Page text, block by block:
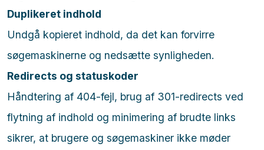
Duplikeret indhold
Undgå kopieret indhold, da det kan forvirre
søgemaskinerne og nedsætte synligheden.
Redirects og statuskoder
Håndtering af 404-fejl, brug af 301-redirects ved
flytning af indhold og minimering af brudte links
sikrer, at brugere og søgemaskiner ikke møder